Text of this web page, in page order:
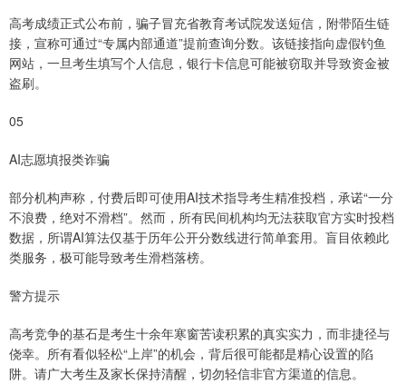
高考成绩正式公布前，骗子冒充省教育考试院发送短信，附带陌生链
接，宣称可通过“专属内部通道”提前查询分数。该链接指向虚假钓鱼
网站，一旦考生填写个人信息，银行卡信息可能被窃取并导致资金被
盗刷。
05
AI志愿填报类诈骗
部分机构声称，付费后即可使用AI技术指导考生精准投档，承诺“一分
不浪费，绝对不滑档”。然而，所有民间机构均无法获取官方实时投档
数据，所谓AI算法仅基于历年公开分数线进行简单套用。盲目依赖此
类服务，极可能导致考生滑档落榜。
警方提示
高考竞争的基石是考生十余年寒窗苦读积累的真实实力，而非捷径与
侥幸。所有看似轻松“上岸”的机会，背后很可能都是精心设置的陷
阱。请广大考生及家长保持清醒，切勿轻信非官方渠道的信息。